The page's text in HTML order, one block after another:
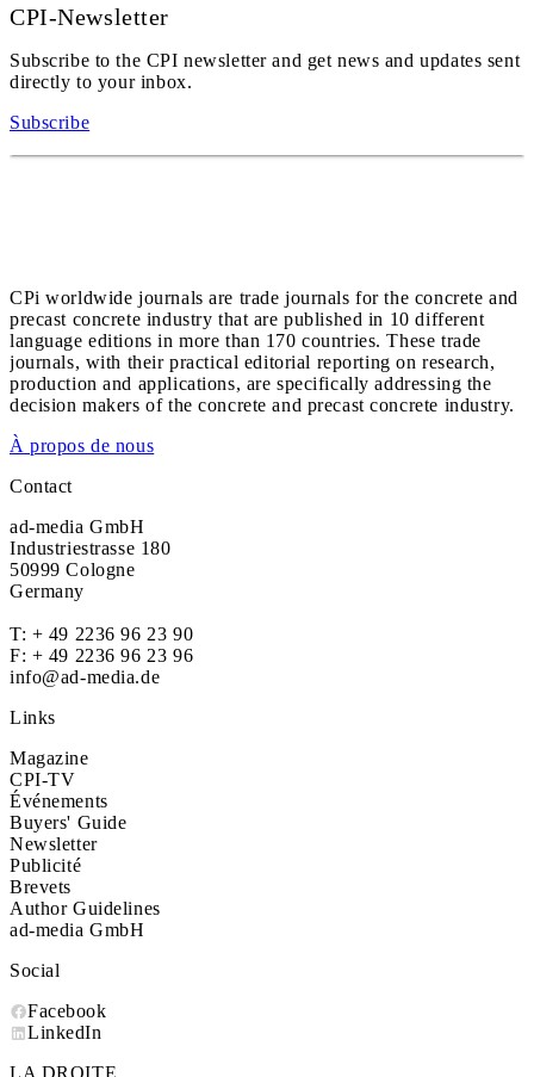
CPI-Newsletter
Subscribe to the CPI newsletter and get news and updates sent
directly to your inbox.
Subscribe
CPi worldwide journals are trade journals for the concrete and
precast concrete industry that are published in 10 different
language editions in more than 170 countries. These trade
journals, with their practical editorial reporting on research,
production and applications, are specifically addressing the
decision makers of the concrete and precast concrete industry.
À propos de nous
Contact
ad-media GmbH
Industriestrasse 180
50999 Cologne
Germany
T: + 49 2236 96 23 90
F: + 49 2236 96 23 96
info@ad-media.de
Links
Magazine
CPI-TV
Événements
Buyers' Guide
Newsletter
Publicité
Brevets
Author Guidelines
ad-media GmbH
Social
Facebook
LinkedIn
LA DROITE